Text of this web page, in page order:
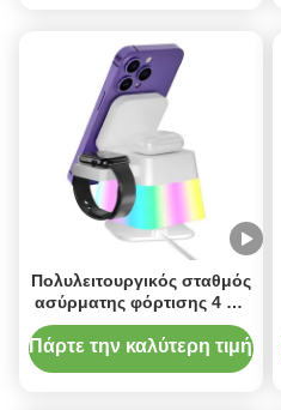
Πολυλειτουργικός σταθμός
ασύρματης φόρτισης 4 σε
1 με περιστροφικό σώμα
και αναδιπλούμενη
Πάρτε την καλύτερη τιμή